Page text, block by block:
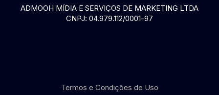
ADMOOH MÍDIA E SERVIÇOS DE MARKETING LTDA
CNPJ: 04.979.112/0001-97
Termos e Condições de Uso